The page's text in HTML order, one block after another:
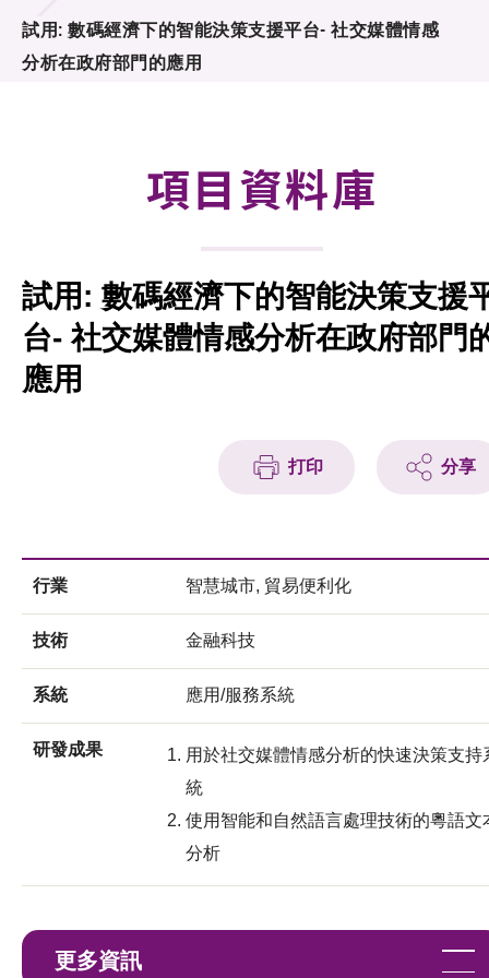
合作計劃
徵求研發項目計劃書
項目夥伴
活動及消息
試用: 數碼經濟下的智能決策支援平台- 社交媒體情感
分析在政府部門的應用
項目資料庫
試用: 數碼經濟下的智能決策支援
台- 社交媒體情感分析在政府部門
應用
打印 分享
行業 智慧城市, 貿易便利化
技術 金融科技
系統 應用/服務系統
研發成果
用於社交媒體情感分析的快速決策支持
統
使用智能和自然語言處理技術的粵語文
分析
更多資訊